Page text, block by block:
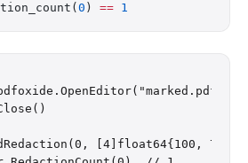
0 ) == 1
[4]float64{100,